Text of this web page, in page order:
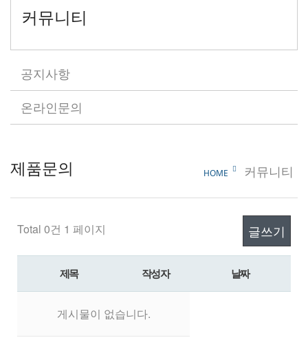
커뮤니티
공지사항
온라인문의
제품문의 HOME 커뮤니티
Total 0건 1 페이지 글쓰기
제목 작성자 날짜
게시물이 없습니다.